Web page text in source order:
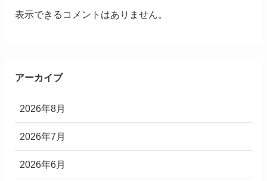
表示できるコメントはありません。
アーカイブ
2026年8月
2026年7月
2026年6月